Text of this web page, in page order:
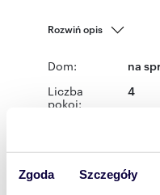
Zgoda Szczegóły
Rozwiń opis
Dom: na
Liczba
pokoi:
4
Lokalizacja: